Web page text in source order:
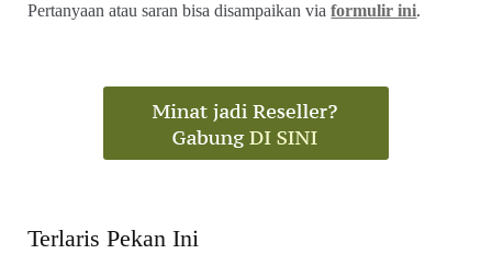
Pertanyaan atau saran bisa disampaikan viaformulir ini.
Terlaris Pekan Ini